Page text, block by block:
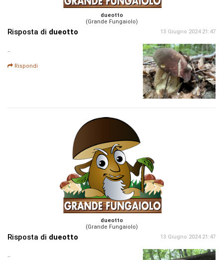
dueotto
(Grande Fungaiolo)
Risposta di dueotto 13 Giugno 2024 21:47
..
Rispondi
dueotto
(Grande Fungaiolo)
Risposta di dueotto 13 Giugno 2024 21:47
..